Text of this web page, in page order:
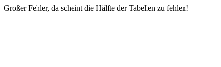
Großer Fehler, da scheint die Hälfte der Tabellen zu fehlen!